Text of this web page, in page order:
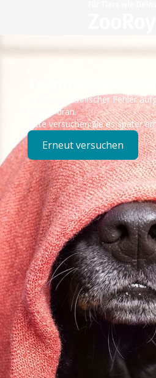
Technisches
Es ist ein technischer Fehler
bereits dran.
Bitte versuchen Sie es später
Erneut versuchen